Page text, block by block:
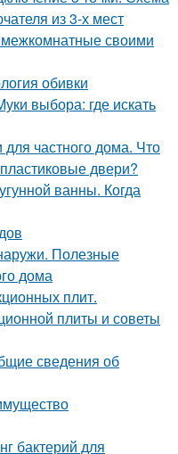
из 3-х мест
межкомнатные своими
обивки
выбора: где искать
частного дома. Что
двери?
ванны. Когда
Полезные
дома
плит.
плиты и советы
сведения об
бактерий для